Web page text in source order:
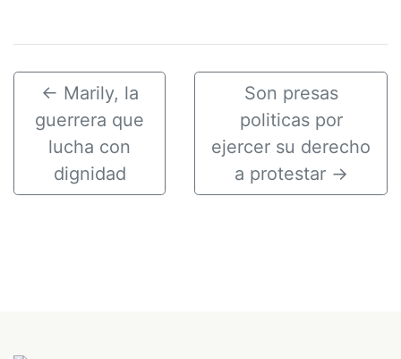
← Marily, la
guerrera que
lucha con
dignidad
Son presas
politicas por
ejercer su derecho
a protestar →